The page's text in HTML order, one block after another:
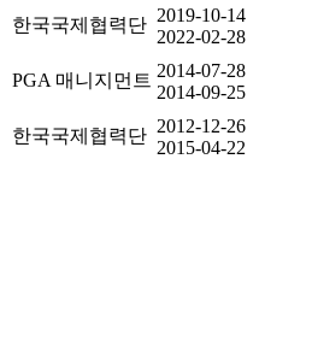
한국국제협력단 2019-10-14
2022-02-28
PGA 매니지먼트 2014-07-28
2014-09-25
한국국제협력단 2012-12-26
2015-04-22